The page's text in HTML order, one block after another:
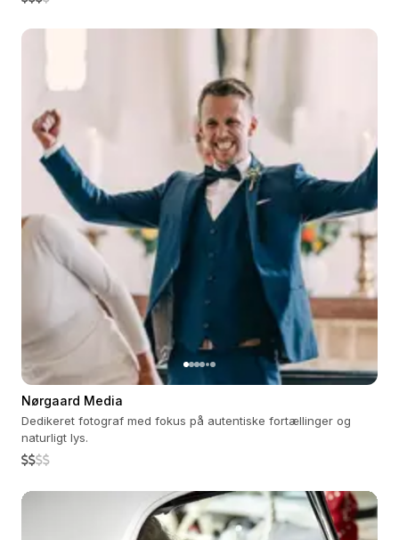
Nørgaard Media
Dedikeret fotograf med fokus på autentiske fortællinger og
naturligt lys.